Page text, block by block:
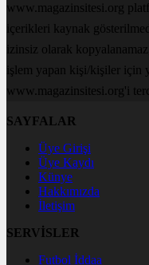
www.magazinsitesi.org
içerikleri kaynak
izinsiz olarak
işlem yapan kişi/kişiler için
www.magazinsitesi.org'i
SAYFALAR
Üye Girişi
Üye Kaydı
Künye
Hakkımızda
İletişim
SERVİSLER
Futbol İddaa